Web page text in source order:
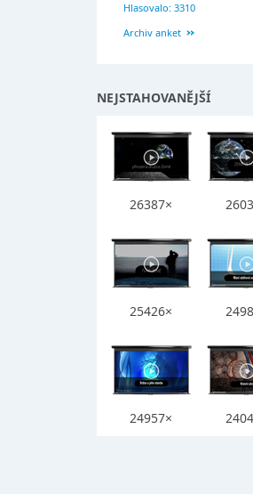
Hlasovalo: 3310
Archiv anket
NEJSTAHOVANĚJŠÍ
26387×
25426×
24957×